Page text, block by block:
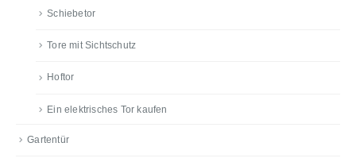
Schiebetor
Tore mit Sichtschutz
Hoftor
Ein elektrisches Tor kaufen
Gartentür